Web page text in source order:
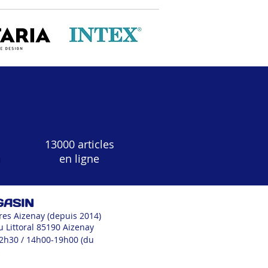
13000 articles
en ligne
Aizenay (depuis 2014)
Littoral 85190 Aizenay
/ 14h00-19h00 (du